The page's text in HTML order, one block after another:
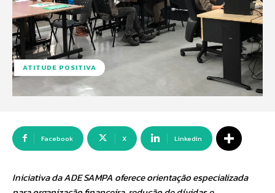
ATITUDE POSITIVA
Facebook X Linkedin
Iniciativa da ADE SAMPA oferece orientação especializada